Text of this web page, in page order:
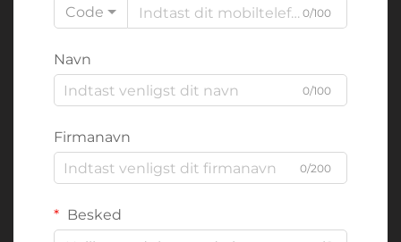
Code 0/100
Navn
0/100
Firmanavn
0/200
Besked